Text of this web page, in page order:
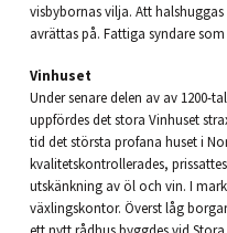
visbybornas vilja. Att
avrättas på. Fattiga syndare
Vinhuset
Under senare delen av av 1200-
uppfördes det stora Vinhuset
tid det största profana huset i
kvalitetskontrollerades,
utskänkning av öl och vin. I
växlingskontor. Överst låg